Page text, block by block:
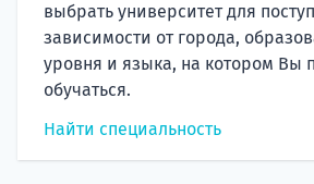
выбрать университет для
зависимости от города,
уровня и языка, на котором Вы
обучаться.
Найти специальность